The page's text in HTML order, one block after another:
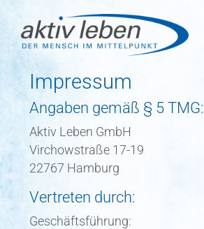
Impressum
Angaben gemäß § 5 TMG:
Aktiv Leben GmbH
Virchowstraße 17-19
22767 Hamburg
Vertreten durch:
Geschäftsführung: